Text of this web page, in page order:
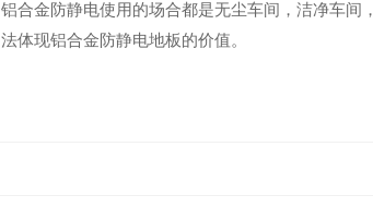
铝合金防静电使用的场合都是无尘车间，洁净车
法体现铝合金防静电地板的价值。